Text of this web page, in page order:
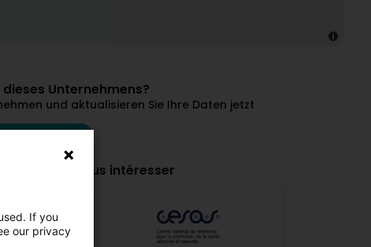
Unternehmens?
und aktualisieren Sie Ihre Daten jetzt
pourraient vous intéresser
If you
our privacy